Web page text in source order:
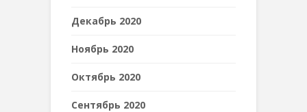
Декабрь 2020
Ноябрь 2020
Октябрь 2020
Сентябрь 2020